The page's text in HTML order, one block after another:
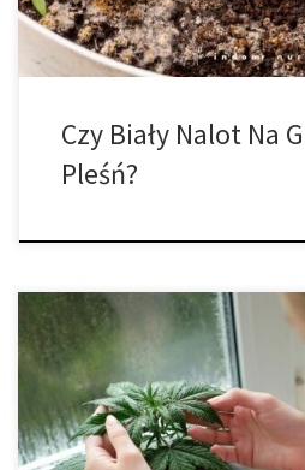
Czy Biały Nalot Na
Pleśń?
W naturze rośliny konopi zwykle
słonecznych i wilgotnych warunkach
wyrastają na silne i sprężyste.
propagatora, światła i domowego